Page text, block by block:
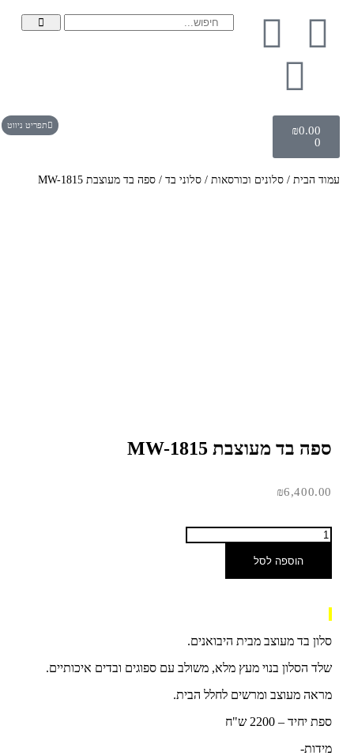
₪0.00
תפריט ניווט
עמוד הבית/ סלונים וכורסאות/ סלוני בד/ ספה בד מעוצבת MW-1815
ספה בד מעוצבת MW-1815
₪6,400.00
הוספה לסל
סלון בד מעוצב מבית היבואנים.
שלד הסלון בנוי מעץ מלא, משולב עם ספוגים ובדים איכותיים.
מראה מעוצב ומרשים לחלל הבית.
ספת יחיד – 2200 ש"ח
מידות-